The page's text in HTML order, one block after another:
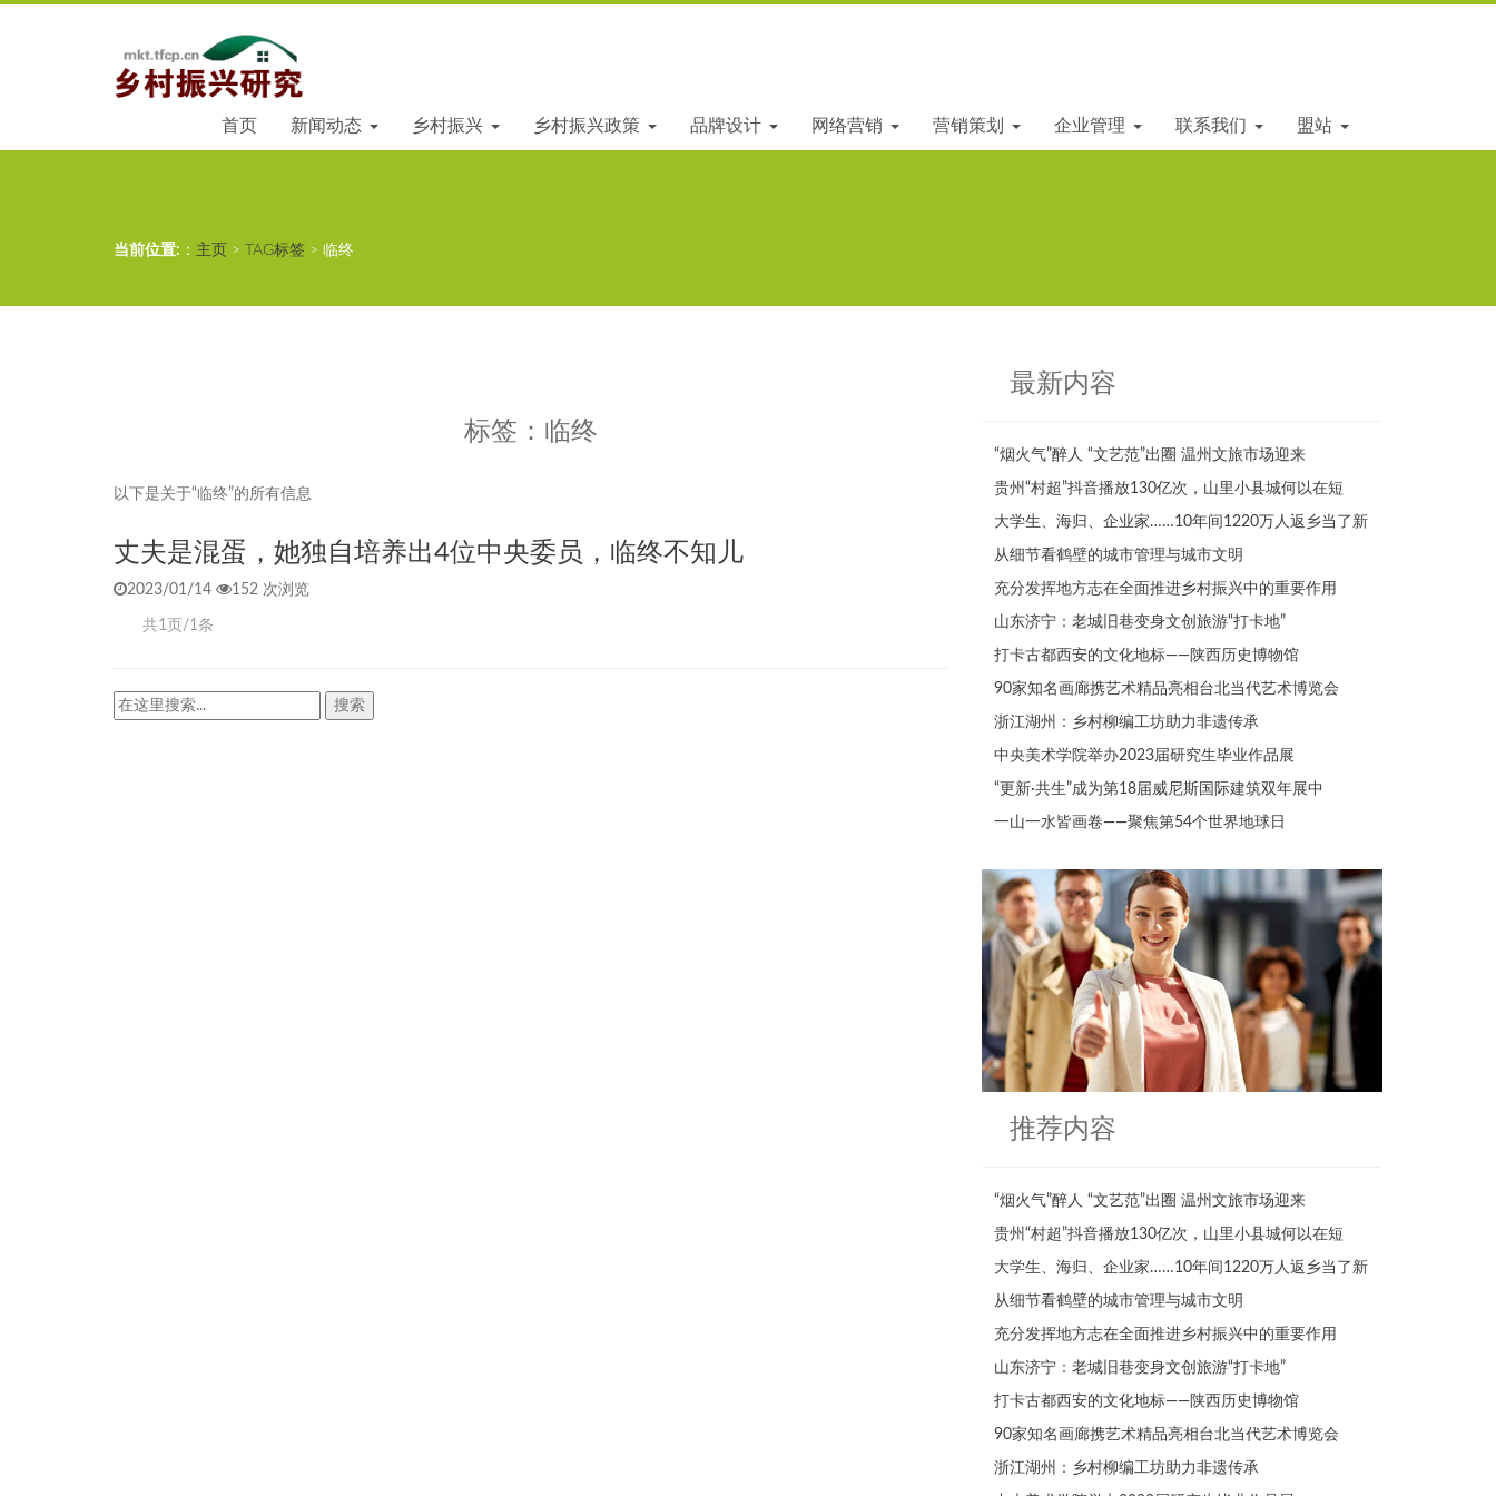
首页 新闻动态 乡村振兴 乡村振兴政策 品牌设计 网络营销 营销策划 企业管理 联系我们 盟站
当前位置: ： 主页 > TAG标签 > 临终
标签：临终
以下是关于“临终”的所有信息
丈夫是混蛋，她独自培养出4位中央委员，临终不知儿
2023/01/14 152 次浏览
共1页/1条
最新内容
“烟火气”醉人 “文艺范”出圈 温州文旅市场迎来
贵州“村超”抖音播放130亿次，山里小县城何以在短
大学生、海归、企业家……10年间1220万人返乡当了新
从细节看鹤壁的城市管理与城市文明
充分发挥地方志在全面推进乡村振兴中的重要作用
山东济宁：老城旧巷变身文创旅游“打卡地”
打卡古都西安的文化地标——陕西历史博物馆
90家知名画廊携艺术精品亮相台北当代艺术博览会
浙江湖州：乡村柳编工坊助力非遗传承
中央美术学院举办2023届研究生毕业作品展
“更新·共生”成为第18届威尼斯国际建筑双年展中
一山一水皆画卷——聚焦第54个世界地球日
推荐内容
“烟火气”醉人 “文艺范”出圈 温州文旅市场迎来
贵州“村超”抖音播放130亿次，山里小县城何以在短
大学生、海归、企业家……10年间1220万人返乡当了新
从细节看鹤壁的城市管理与城市文明
充分发挥地方志在全面推进乡村振兴中的重要作用
山东济宁：老城旧巷变身文创旅游“打卡地”
打卡古都西安的文化地标——陕西历史博物馆
90家知名画廊携艺术精品亮相台北当代艺术博览会
浙江湖州：乡村柳编工坊助力非遗传承